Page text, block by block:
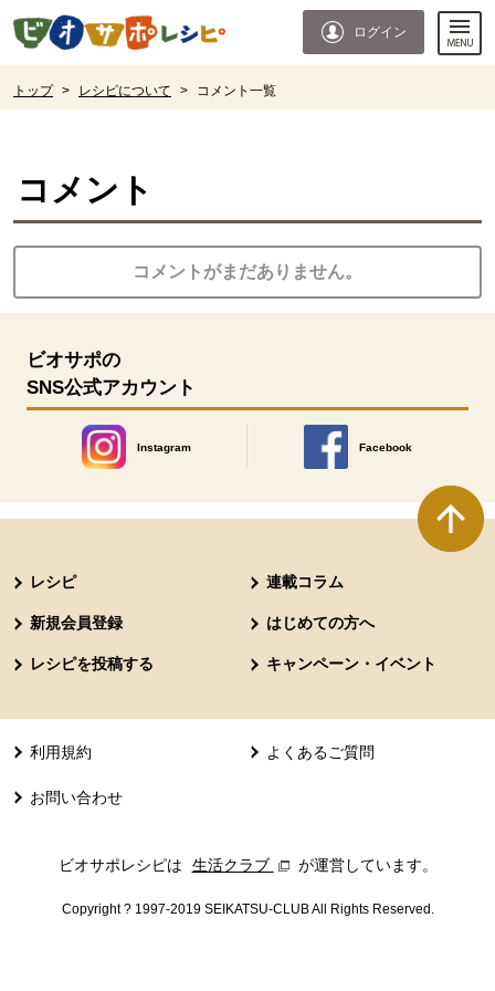
ページの先頭です。
ログイン
トップ > レシピについて > コメント一覧
コメント
コメントがまだありません。
ビオサポの
SNS公式アカウント
Instagram
別のウィンドウで開きます。
Facebook
別のウィンドウで開きます
レシピ 連載コラム
新規会員登録 はじめての方へ
レシピを投稿する キャンペーン・イベント
利用規約 よくあるご質問
お問い合わせ
ビオサポレシピは 生活クラブ 別のウィンドウで開きます。
が運営しています。
Copyright ? 1997-2019 SEIKATSU-CLUB All Rights Reserved.